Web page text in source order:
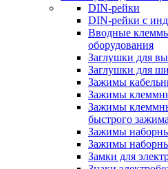
DIN-рейки
DIN-рейки с
Вводные
оборудования
Заглушки для
Заглушки для
Зажимы
Зажимы
Зажимы
быстрого зажима
Зажимы
Зажимы
Замки для